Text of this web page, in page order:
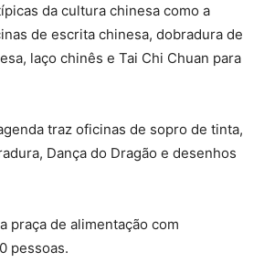
da cultura chinesa como a
de escrita chinesa, dobradura de
laço chinês e Tai Chi Chuan para
traz oficinas de sopro de tinta,
Dança do Dragão e desenhos
praça de alimentação com
pessoas.